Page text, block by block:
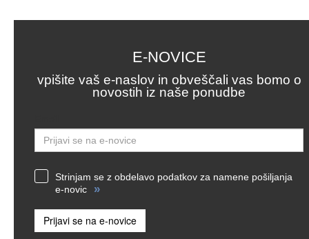
E-NOVICE
vpišite vaš e-naslov in obveščali vas bomo o
novostih iz naše ponudbe
Strinjam se z obdelavo podatkov za namene pošiljanja
e-novic
»
Prijavi se na e-novice